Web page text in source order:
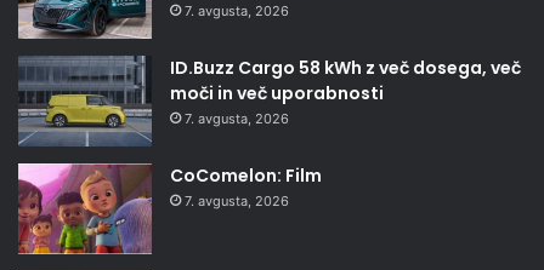
7. avgusta, 2026
ID.Buzz Cargo 58 kWh z več dosega, več
moči in več uporabnosti
7. avgusta, 2026
CoComelon: Film
7. avgusta, 2026